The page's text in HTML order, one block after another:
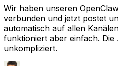
Wir haben unseren
verbunden und jetzt postet
automatisch auf allen
funktioniert aber einfach.
unkompliziert.